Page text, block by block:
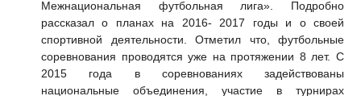
Межнациональная футбольная лига». Подробно
рассказал о планах на 2016- 2017 годы и о своей
спортивной деятельности. Отметил что, футбольные
соревнования проводятся уже на протяжении 8 лет. С
2015 года в соревнованиях задействованы
национальные объединения, участие в турнирах